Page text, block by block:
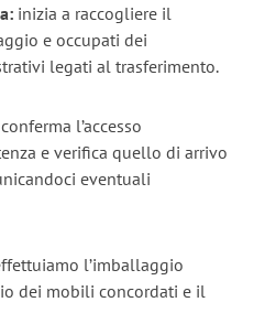
inizia a raccogliere il
e occupati dei
legati al trasferimento.
conferma l’accesso
e verifica quello di arrivo
eventuali
l’imballaggio
dei mobili concordati e il